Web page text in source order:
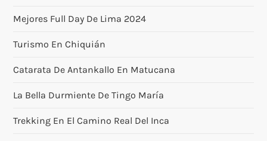
Mejores Full Day De Lima 2024
Turismo En Chiquián
Catarata De Antankallo En Matucana
La Bella Durmiente De Tingo María
Trekking En El Camino Real Del Inca